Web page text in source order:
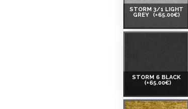
STORM 3/1 LIGHT
GREY
(+65.00€)
STORM 6 BLACK
(+65.00€)